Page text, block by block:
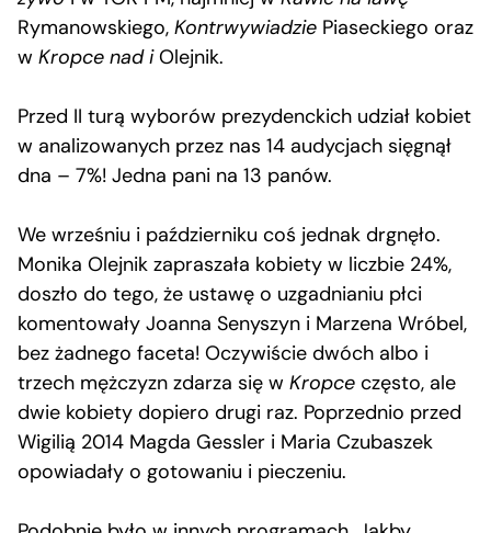
Rymanowskiego, Kontrwywiadzie Piaseckiego oraz
w Kropce nad iOlejnik.
Przed II turą wyborów prezydenckich udział kobiet
w analizowanych przez nas 14 audycjach sięgnął
dna – 7%! Jedna pani na 13 panów.
We wrześniu i październiku coś jednak drgnęło.
Monika Olejnik zapraszała kobiety w liczbie 24%,
doszło do tego, że ustawę o uzgadnianiu płci
komentowały Joanna Senyszyn i Marzena Wróbel,
bez żadnego faceta! Oczywiście dwóch albo i
trzech mężczyzn zdarza się w Kropce często, ale
dwie kobiety dopiero drugi raz. Poprzednio przed
Wigilią 2014 Magda Gessler i Maria Czubaszek
opowiadały o gotowaniu i pieczeniu.